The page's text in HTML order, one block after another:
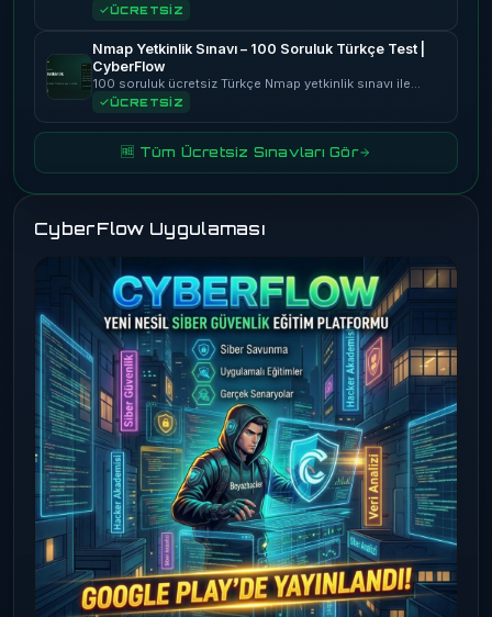
ÜCRETSİZ
Nmap Yetkinlik Sınavı – 100 Soruluk Türkçe Test |
CyberFlow
100 soruluk ücretsiz Türkçe Nmap yetkinlik sınavı ile…
ÜCRETSİZ
🆓 Tüm Ücretsiz Sınavları Gör
CyberFlow Uygulaması